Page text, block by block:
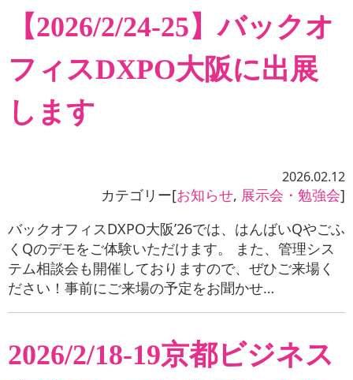
【2026/2/24-25】バックオ
フィスDXPO大阪に出展
します
2026.02.12
カテゴリー[お知らせ, 展示会・勉強会]
バックオフィスDXPO大阪’26では、はんばいQやごふ
くQのデモをご体験いただけます。 また、管理シス
テム相談会も開催しておりますので、ぜひご来場く
ださい！事前にご来場の予定をお聞かせ…
2026/2/18-19京都ビジネス